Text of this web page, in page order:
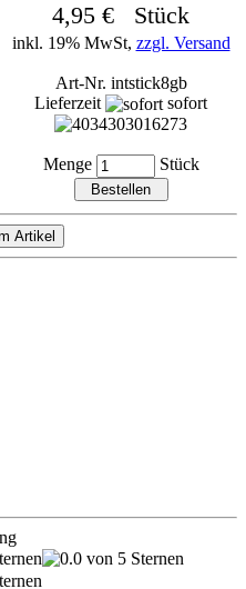
4,95 € Stück
inkl. 19% MwSt, zzgl. Versand
Art-Nr. intstick8gb
Lieferzeit
sofort
Menge Stück